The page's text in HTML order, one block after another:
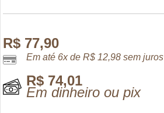
ROYAL
ML
quantidade
R$ 77,90
Em até 6x deR$ 12,98 sem juros
R$ 74,01
Em dinheiro ou pix